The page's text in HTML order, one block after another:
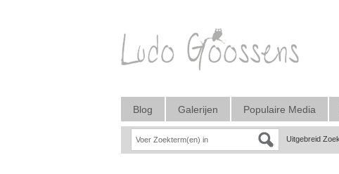
Blog Galerijen Populaire Media
Uitgebreid